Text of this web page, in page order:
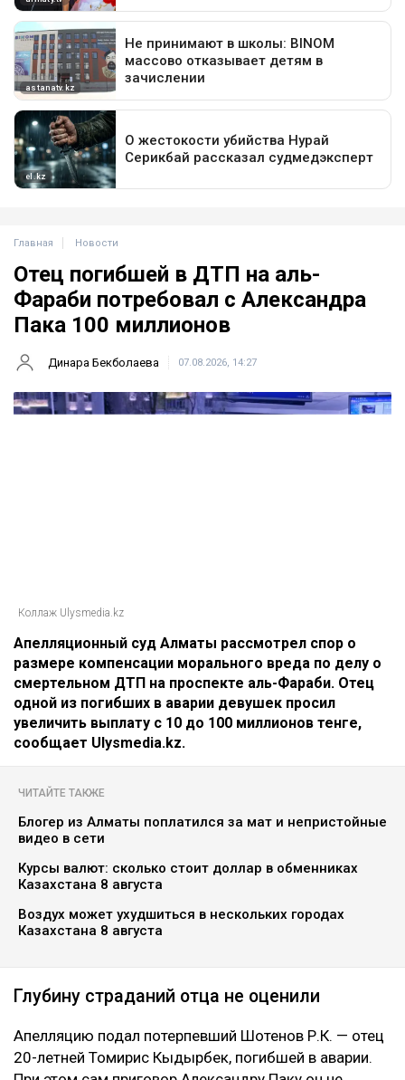
Главная Новости
Отец погибшей в ДТП на аль-
Фараби потребовал с Александра
Пака 100 миллионов
Динара Бекболаева 07.08.2026, 14:27
Коллаж Ulysmedia.kz
Апелляционный суд Алматы рассмотрел спор о
размере компенсации морального вреда по делу о
смертельном ДТП на проспекте аль-Фараби. Отец
одной из погибших в аварии девушек просил
увеличить выплату с 10 до 100 миллионов тенге,
сообщает Ulysmedia.kz.
ЧИТАЙТЕ ТАКЖЕ
Блогер из Алматы поплатился за мат и непристойные
видео в сети
Курсы валют: сколько стоит доллар в обменниках
Казахстана 8 августа
Воздух может ухудшиться в нескольких городах
Казахстана 8 августа
Глубину страданий отца не оценили
Апелляцию подал потерпевший Шотенов Р.К. — отец
20-летней Томирис Кыдырбек, погибшей в аварии.